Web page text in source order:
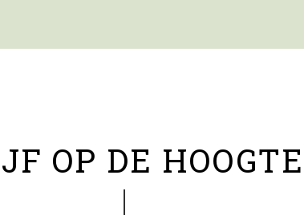
OP DE HOOGTE